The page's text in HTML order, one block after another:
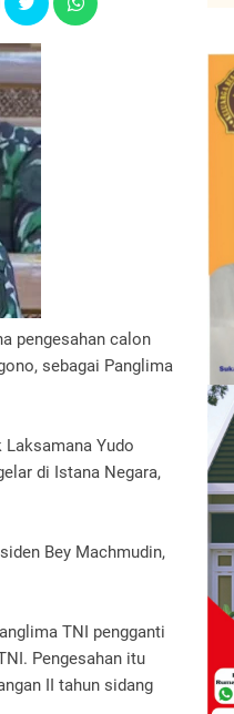
pengesahan calon
sebagai Panglima
Yudo
di Istana Negara,
Bey Machmudin,
TNI pengganti
Pengesahan itu
II tahun sidang